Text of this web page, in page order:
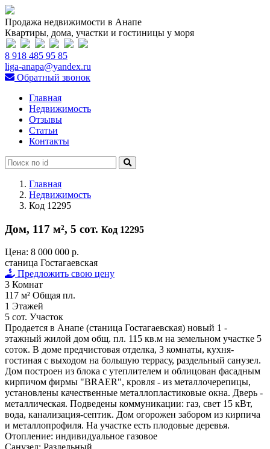
Продажа недвижимости в Анапе
Квартиры, дома, участки и гостиницы у моря
8 918 485 95 85
liga-anapa@yandex.ru
Обратный звонок
Главная
Недвижимость
Отзывы
Статьи
Контакты
Главная
Недвижимость
Код 12295
Дом, 117 м², 5 сот. Код 12295
Цена: 8 000 000 р.
станица Гостагаевская
Предложить свою цену
3 Комнат
117 м² Общая пл.
1 Этажей
5 сот. Участок
Продается в Анапе (станица Гостагаевская) новый 1 -
этажный жилой дом общ. пл. 115 кв.м на земельном участке 5
соток. В доме предчистовая отделка, 3 комнаты, кухня-
гостиная с выходом на большую террасу, раздельный санузел.
Дом построен из блока с утеплителем и облицован фасадным
кирпичом фирмы "BRAER", кровля - из металлочерепицы,
установлены качественные металлопластиковые окна. Дверь -
металлическая. Подведены коммуникации: газ, свет 15 кВт,
вода, канализация-септик. Дом огорожен забором из кирпича
и металлопрофиля. На участке есть плодовые деревья.
Отопление: индивидуальное газовое